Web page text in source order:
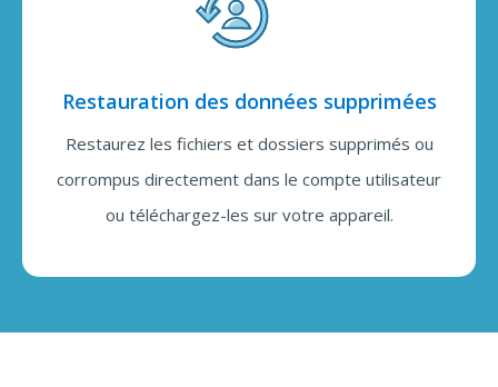
Restauration des données supprimées
Restaurez les fichiers et dossiers supprimés ou
corrompus directement dans le compte utilisateur
ou téléchargez-les sur votre appareil.